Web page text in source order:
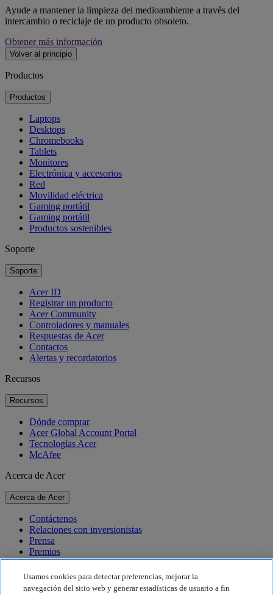
Ayude a mantener la limpieza del medioambiente a través del
intercambio o reciclaje de un producto obsoleto.
Obtener más información
Volver al principio
Productos
Productos
Laptops
Desktops
Chromebooks
Tablets
Monitores
Electrónica y accesorios
Red
Movilidad eléctrica
Gaming portátil
Gaming portátil
Productos sostenibles
Soporte
Soporte
Acer ID
Registrar un producto
Acer Community
Controladores y manuales
Respuestas de Acer
Contactos
Alertas y recordatorios
Recursos
Recursos
Dónde comprar
Acer Global Account Portal
Tecnologías Acer
McAfee
Acerca de Acer
Acerca de Acer
Contáctenos
Relaciones con inversionistas
Prensa
Premios
Eventos
Sostenibilidad
Usamos cookies para detectar preferencias, mejorar la
navegación del sitio web y generar estadísticas de usuario a fin